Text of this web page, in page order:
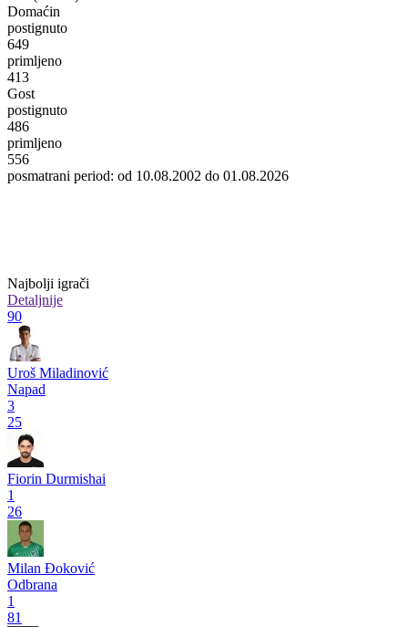
Domaćin
postignuto
649
primljeno
413
Gost
postignuto
486
primljeno
556
posmatrani period: od 10.08.2002 do 01.08.2026
Najbolji igrači
Detaljnije
90
Uroš Miladinović
Napad
3
25
Fiorin Durmishai
1
26
Milan Đoković
Odbrana
1
81